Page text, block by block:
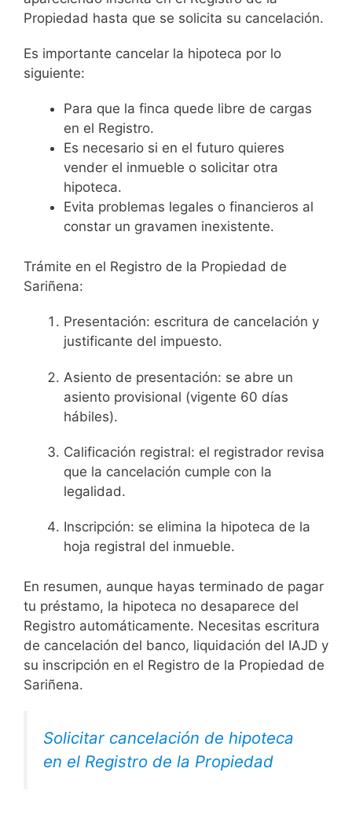
Propiedad hasta que se solicita su cancelación.
Es importante cancelar la hipoteca por lo
siguiente:
Para que la finca quede libre de cargas
en el Registro.
Es necesario si en el futuro quieres
vender el inmueble o solicitar otra
hipoteca.
Evita problemas legales o financieros al
constar un gravamen inexistente.
Trámite en el Registro de la Propiedad de
Sariñena:
Presentación: escritura de cancelación y
justificante del impuesto.
Asiento de presentación: se abre un
asiento provisional (vigente 60 días
hábiles).
Calificación registral: el registrador revisa
que la cancelación cumple con la
legalidad.
Inscripción: se elimina la hipoteca de la
hoja registral del inmueble.
En resumen, aunque hayas terminado de pagar
tu préstamo, la hipoteca no desaparece del
Registro automáticamente. Necesitas escritura
de cancelación del banco, liquidación del IAJD y
su inscripción en el Registro de la Propiedad de
Sariñena.
Solicitar cancelación de hipoteca
en el Registro de la Propiedad